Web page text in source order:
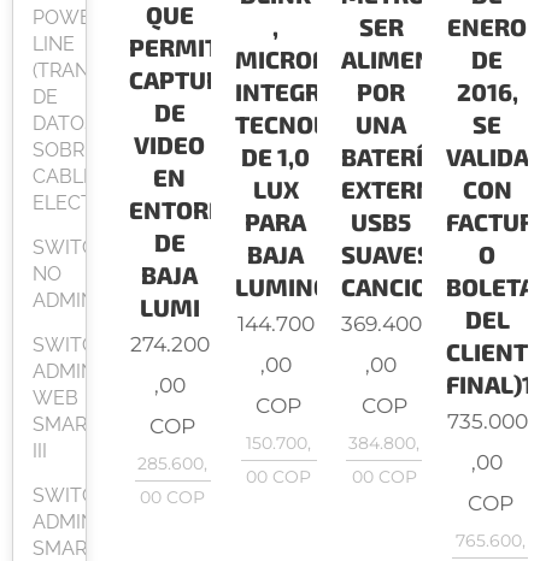
POWER
LINE
(TRANSMISION
DE
DATOS
SOBRE
CABLEADO
ELECTRICO)
SWITCH
NO
ADMINISTRABLE
SWITCH
ADMINISTRABLES
WEB
SMART
III
SWITCH
ADMINISTRABLES
SMART
QUE
PERMITE
CAPTURA
DE
VIDEO
EN
ENTORNOS
DE
BAJA
LUMI
274.200
,00
COP
285.600,
00 COP
,
MICROFON
INTEGRADO,
TECNOLOGIA
DE 1,0
LUX
PARA
BAJA
LUMINOSID
144.700
,00
COP
150.700,
00 COP
SER
ALIMENTADO
POR
UNA
BATERÍA
EXTERNA
USB5
SUAVES
CANCIO
369.400
,00
COP
384.800,
00COP
ENERO
DE
2016,
SE
VALIDA
CON
O
BOLETA
DEL
735.000
,00
COP
765.600,